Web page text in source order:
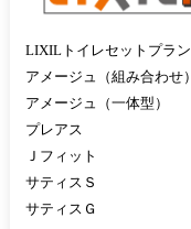
LIXILトイレセットプラン
アメージュ（組み合わせ）
アメージュ（一体型）
プレアス
Ｊフィット
サティスＳ
サティスＧ